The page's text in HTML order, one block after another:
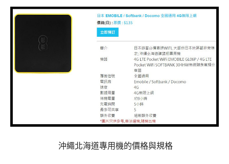
沖繩北海道專用機的價格與規格